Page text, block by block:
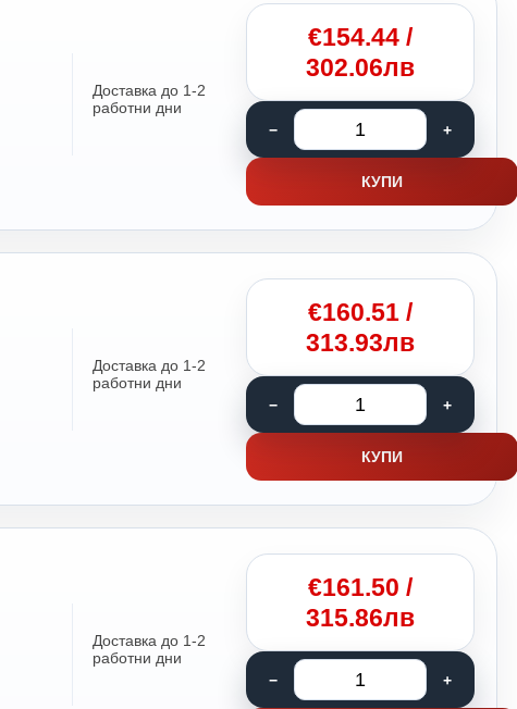
Доставка до 1-2
работни дни
€154.44 /
302.06лв
КУПИ
Доставка до 1-2
работни дни
€160.51 /
313.93лв
КУПИ
Доставка до 1-2
работни дни
€161.50 /
315.86лв